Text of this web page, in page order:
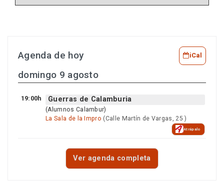
Agenda de hoy iCal
domingo 9 agosto
19:00h Guerras de Calamburia
(Alumnos Calambur)
La Sala de la Impro (Calle Martín de Vargas, 25 )
Atrápalo
Ver agenda completa